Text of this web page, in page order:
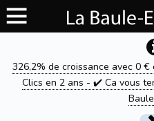
326,2% de croissance avec 0
Clics en 2 ans - ✔️ Ca vous